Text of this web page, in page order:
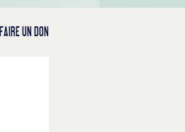
FAIRE UN DON